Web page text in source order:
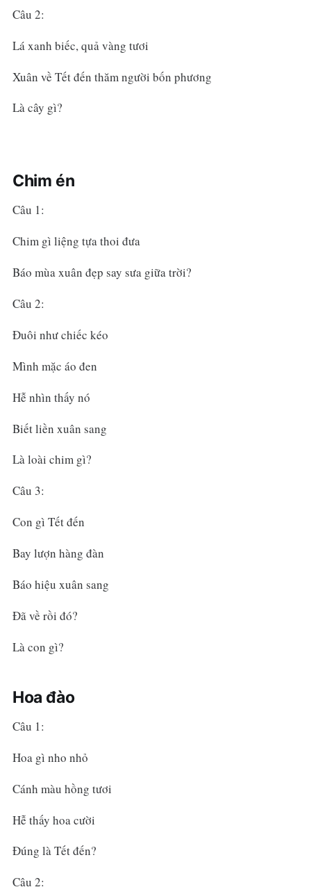
Câu 2:
Lá xanh biếc, quả vàng tươi
Xuân về Tết đến thăm người bốn phương
Là cây gì?
Chim én
Câu 1:
Chim gì liệng tựa thoi đưa
Báo mùa xuân đẹp say sưa giữa trời?
Câu 2:
Đuôi như chiếc kéo
Mình mặc áo đen
Hễ nhìn thấy nó
Biết liền xuân sang
Là loài chim gì?
Câu 3:
Con gì Tết đến
Bay lượn hàng đàn
Báo hiệu xuân sang
Đã về rồi đó?
Là con gì?
Hoa đào
Câu 1:
Hoa gì nho nhỏ
Cánh màu hồng tươi
Hễ thấy hoa cười
Đúng là Tết đến?
Câu 2: